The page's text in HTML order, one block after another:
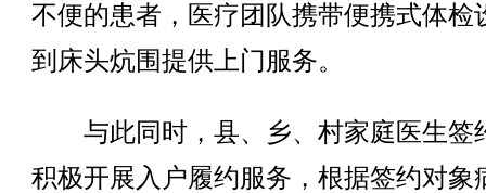
不便的患者，医疗团队携带便携式体检
到床头炕围提供上门服务。
与此同时，县、乡、村家庭医生签
积极开展入户履约服务，根据签约对象